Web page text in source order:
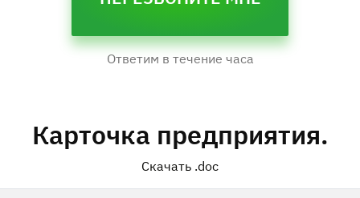
Телефон
Я даюсогласиена обработку моих
персональных данных, а также
согласен спользовательским
Ответим в течение часа
Карточка предприятия.
Скачать .doc